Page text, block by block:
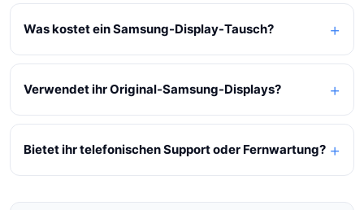
Was kostet ein Samsung-Display-Tausch?
Verwendet ihr Original-Samsung-Displays?
Bietet ihr telefonischen Support oder Fernwartung?